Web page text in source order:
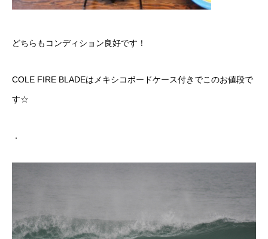
どちらもコンディション良好です！
COLE FIRE BLADEはメキシコボードケース付きでこのお値段で
す☆
．